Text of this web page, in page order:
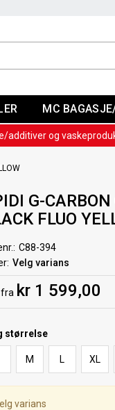
MC
additiver og
G-CARBON
FLUO
C88-394
Velg varians
fra kr 1 599,00
størrelse
M L XL
varians